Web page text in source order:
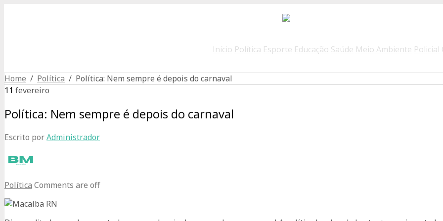
Início Política Esporte Educação Saúde Meio Ambiente Policial
Home / Política / Política: Nem sempre é depois do carnaval
11 fevereiro
Política: Nem sempre é depois do carnaval
Escrito porAdministrador
Política Comments are off